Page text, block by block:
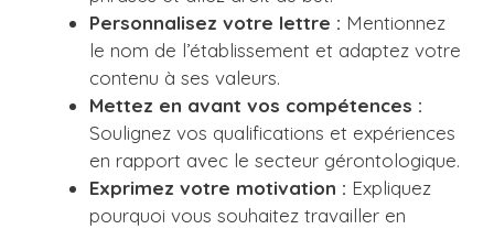
Personnalisez votre lettre : Mentionnez
le nom de l’établissement et adaptez votre
contenu à ses valeurs.
Mettez en avant vos compétences :
Soulignez vos qualifications et expériences
en rapport avec le secteur gérontologique.
Exprimez votre motivation : Expliquez
pourquoi vous souhaitez travailler en